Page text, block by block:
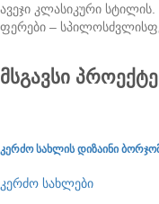
ავეჯი კლასიკური სტილის.
ფერები –
მსგავსი
კერძო სახლის დიზაინი
კერძო სახლები